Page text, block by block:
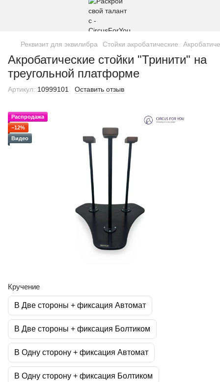
Реквизит для эквилибра Стойки акробатические
Акробатические стойки "Тринити" на
треугольной платформе
Артикул: 10999101 Оставить отзыв
Распродажа
−12%
Видео
Кручение
В Две стороны + фиксация Автомат
В Две стороны + фиксация Болтиком
В Одну сторону + фиксация Автомат
В Одну сторону + фиксация Болтиком